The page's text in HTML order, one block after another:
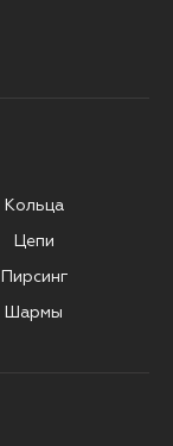
Кольца
Цепи
Пирсинг
Шармы